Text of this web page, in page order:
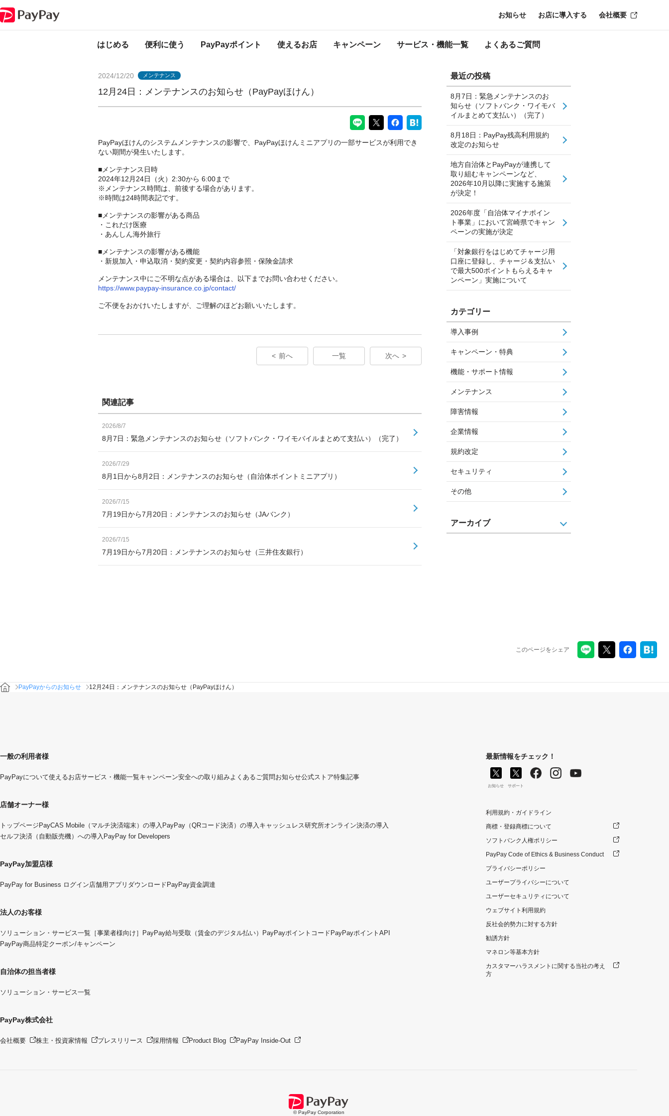
はじめる 便利に使う PayPayポイント 使えるお店 キャンペーン サービス・機能一覧 よくあるご質問
お知らせ お店に導入する 会社概要
PayPayからのお知らせ
2024/12/20 メンテナンス
12月24日：メンテナンスのお知らせ（PayPayほけん）
PayPayほけんのシステムメンテナンスの影響で、PayPayほけんミニアプリの一部サービスが利用でき
ない期間が発生いたします。
■メンテナンス日時
2024年12月24日（火）2:30から 6:00まで
※メンテナンス時間は、前後する場合があります。
※時間は24時間表記です。
■メンテナンスの影響がある商品
・これだけ医療
・あんしん海外旅行
■メンテナンスの影響がある機能
・新規加入・申込取消・契約変更・契約内容参照・保険金請求
メンテナンス中にご不明な点がある場合は、以下までお問い合わせください。
https://www.paypay-insurance.co.jp/contact/
ご不便をおかけいたしますが、ご理解のほどお願いいたします。
前へ 一覧 次へ
関連記事
2026/8/7
8月7日：緊急メンテナンスのお知らせ（ソフトバンク・ワイモバイルまとめて支払い）（完了）
2026/7/29
8月1日から8月2日：メンテナンスのお知らせ（自治体ポイントミニアプリ）
2026/7/15
7月19日から7月20日：メンテナンスのお知らせ（JAバンク）
2026/7/15
7月19日から7月20日：メンテナンスのお知らせ（三井住友銀行）
最近の投稿
8月7日：緊急メンテナンスのお
知らせ（ソフトバンク・ワイモバ
イルまとめて支払い）（完了）
8月18日：PayPay残高利用規約
改定のお知らせ
地方自治体とPayPayが連携して
取り組むキャンペーンなど、
2026年10月以降に実施する施策
が決定！
2026年度「自治体マイナポイン
ト事業」において宮崎県でキャン
ペーンの実施が決定
「対象銀行をはじめてチャージ用
口座に登録し、チャージ＆支払い
で最大500ポイントもらえるキャ
ンペーン」実施について
カテゴリー
導入事例
キャンペーン・特典
機能・サポート情報
メンテナンス
障害情報
企業情報
規約改定
セキュリティ
その他
アーカイブ
このページをシェア
PayPayからのお知らせ 12月24日：メンテナンスのお知らせ（PayPayほけん）
一般の利用者様
PayPayについて使えるお店サービス・機能一覧キャンペーン安全への取り組みよくあるご質問お知らせ公式ストア特集記事
店舗オーナー様
トップページ PayCAS Mobile（マルチ決済端末）の導入 PayPay（QRコード決済）の導入 キャッシュレス研究所オンライン決済の導入
セルフ決済（自動販売機）への導入 PayPay for Developers
PayPay加盟店様
PayPay for Business ログイン 店舗用アプリダウンロード PayPay資金調達
法人のお客様
ソリューション・サービス一覧 ［事業者様向け］PayPay給与受取（賃金のデジタル払い） PayPayポイントコード PayPayポイントAPI
PayPay商品特定クーポン/キャンペーン
自治体の担当者様
ソリューション・サービス一覧
PayPay株式会社
会社概要 株主・投資家情報 プレスリリース 採用情報 Product Blog PayPay Inside-Out
最新情報をチェック！
お知らせ サポート
利用規約・ガイドライン
商標・登録商標について
ソフトバンク人権ポリシー
PayPay Code of Ethics & Business Conduct
プライバシーポリシー
ユーザープライバシーについて
ユーザーセキュリティについて
ウェブサイト利用規約
反社会的勢力に対する方針
勧誘方針
マネロン等基本方針
カスタマーハラスメントに関する当社の考え
方
© PayPay Corporation